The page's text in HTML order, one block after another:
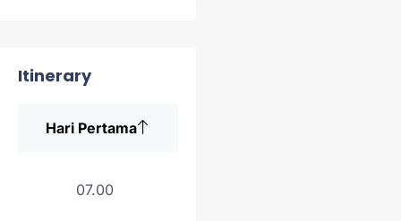
Itinerary
Hari Pertama
07.00